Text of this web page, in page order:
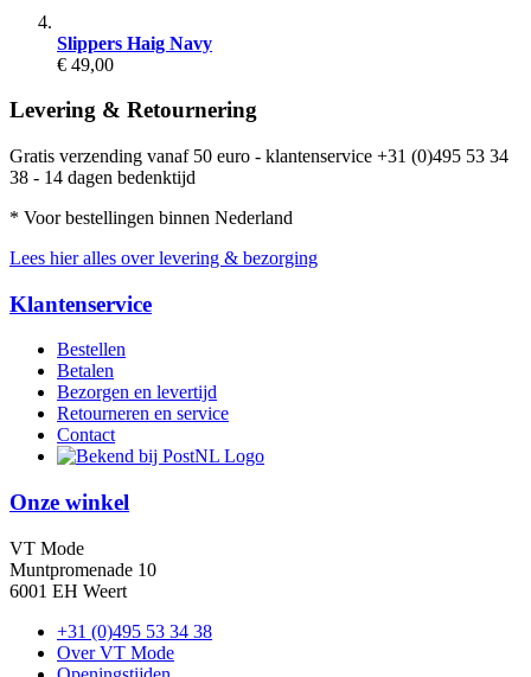
Slippers Haig Navy
€ 49,00
Levering & Retournering
Gratis verzending vanaf 50 euro - klantenservice +31 (0)495 53 34
38 - 14 dagen bedenktijd
* Voor bestellingen binnen Nederland
Lees hier alles over levering & bezorging
Klantenservice
Bestellen
Betalen
Bezorgen en levertijd
Retourneren en service
Contact
Onze winkel
VT Mode
Muntpromenade 10
6001 EH Weert
+31 (0)495 53 34 38
Over VT Mode